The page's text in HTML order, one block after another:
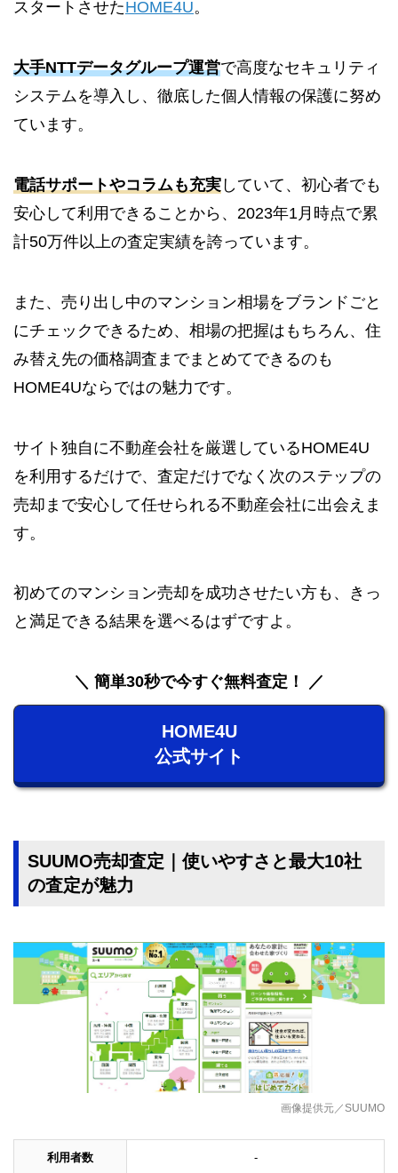
スタートさせたHOME4U。
大手NTTデータグループ運営で高度なセキュリティ
システムを導入し、徹底した個人情報の保護に努め
ています。
電話サポートやコラムも充実 していて、初心者でも
安心して利用できることから、2023年1月時点で累
計50万件以上の査定実績を誇っています。
また、売り出し中のマンション相場をブランドごと
にチェックできるため、相場の把握はもちろん、住
み替え先の価格調査までまとめてできるのも
HOME4Uならではの魅力です。
サイト独自に不動産会社を厳選しているHOME4U
を利用するだけで、査定だけでなく次のステップの
売却まで安心して任せられる不動産会社に出会えま
す。
初めてのマンション売却を成功させたい方も、きっ
と満足できる結果を選べるはずですよ。
簡単30秒で今すぐ無料査定！
HOME4U
公式サイト
SUUMO売却査定｜使いやすさと最大10社
の査定が魅力
画像提供元／SUUMO
利用者数 ‐